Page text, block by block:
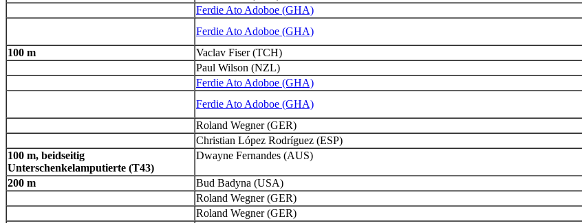
Ferdie Ato Adoboe (GHA)
Ferdie Ato Adoboe (GHA)
100 m
Vaclav Fiser (TCH)
Paul Wilson (NZL)
Ferdie Ato Adoboe (GHA)
Ferdie Ato Adoboe (GHA)
Roland Wegner (GER)
Christian López Rodríguez (ESP)
100 m, beidseitig
Unterschenkelamputierte (T43)
Dwayne Fernandes (AUS)
200 m Bud Badyna (USA)
Roland Wegner (GER)
Roland Wegner (GER)